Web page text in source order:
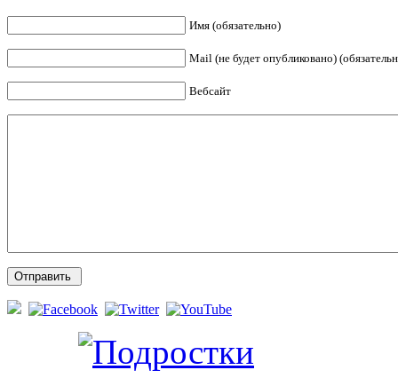
Имя (обязательно)
Mail (не будет опубликовано)
Вебсайт